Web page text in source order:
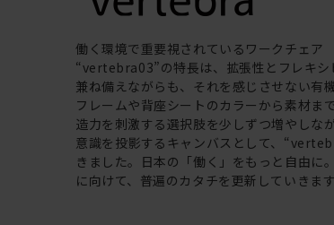
働く環境で重要視されているワークチェア
“vertebra03”の特長は、拡張性とフレキシ
兼ね備えながらも、それを感じさせない有
フレームや背座シートのカラーから素材ま
造力を刺激する選択肢を少しずつ増やしな
意識を投影するキャンバスとして、
きました。日本の「働く」をもっと自由に
に向けて、普遍のカタチを更新していきます